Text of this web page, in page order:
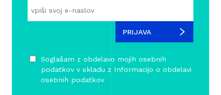
PRIJAVA
Soglašam z obdelavo mojih osebnih
podatkov v skladu z Informacijo o obdelavi
osebnih podatkov